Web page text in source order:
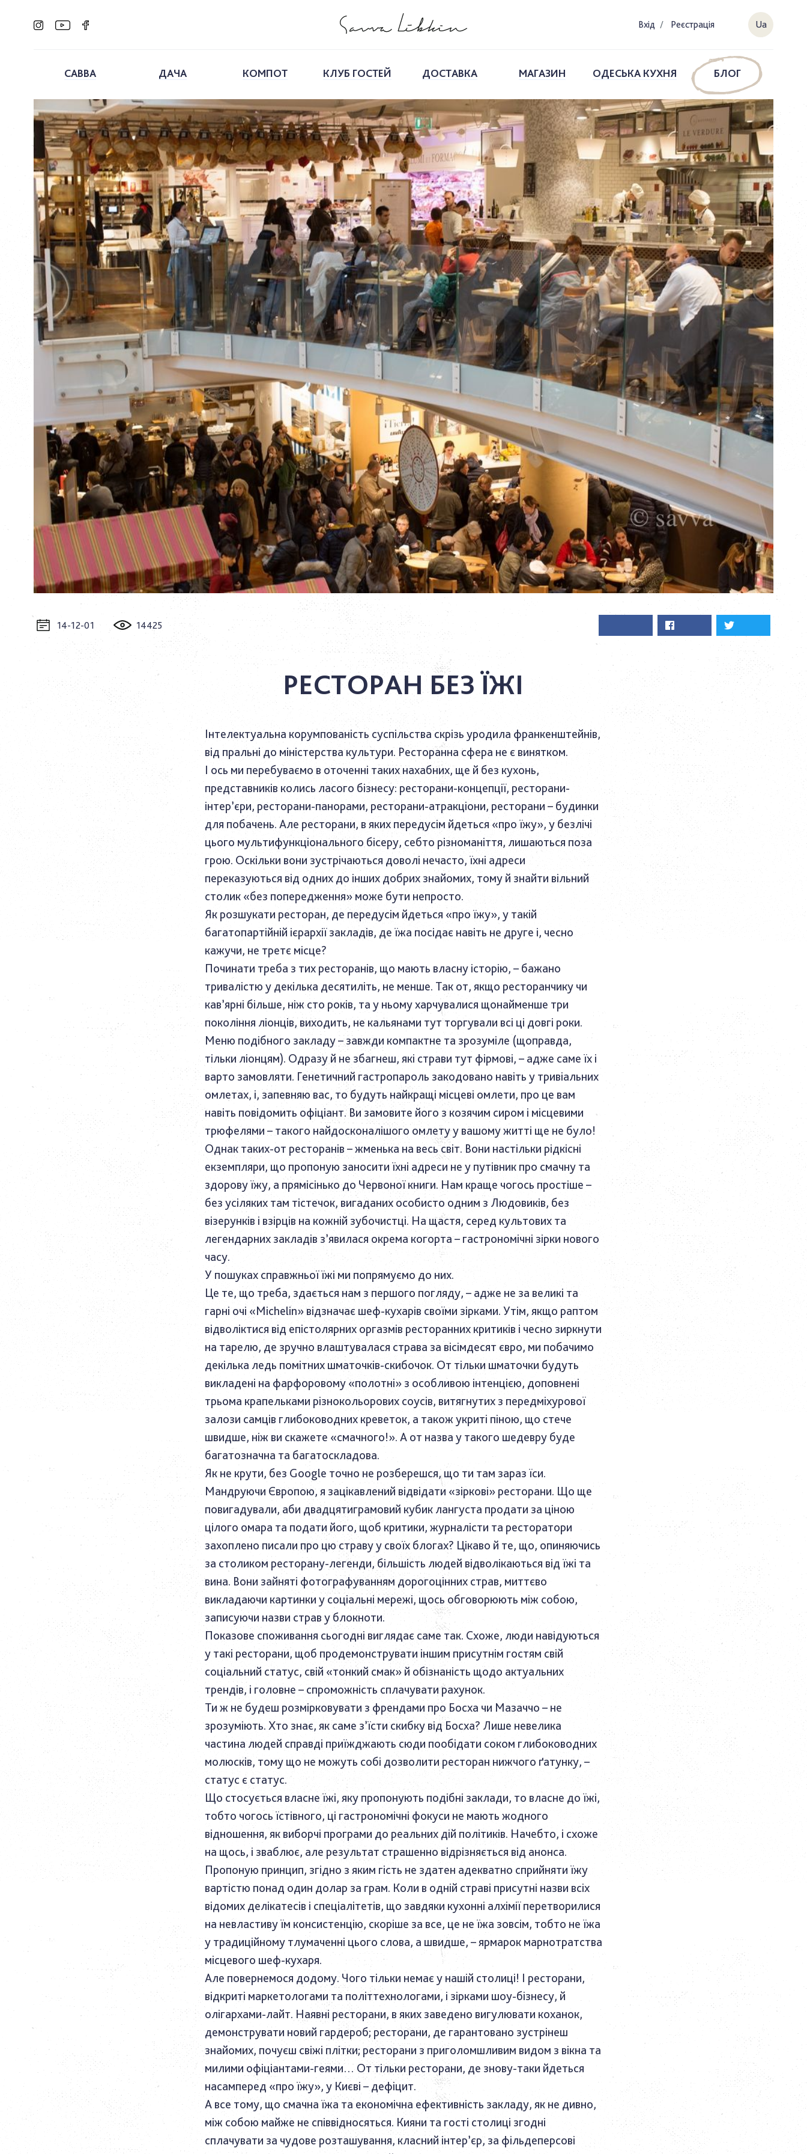
Вхiд / Реєстрація Ua
САВВА ДАЧА КОМПОТ КЛУБ ГОСТЕЙ ДОСТАВКА МАГАЗИН ОДЕСЬКА КУХНЯ БЛОГ
14-12-01 14425
РЕСТОРАН БЕЗ ЇЖІ
Інтелектуальна корумпованість суспільства скрізь уродила франкенштейнів,
від пральні до міністерства культури. Ресторанна сфера не є винятком.
І ось ми перебуваємо в оточенні таких нахабних, ще й без кухонь,
представників колись ласого бізнесу: ресторани-концепції, ресторани-
інтер’єри, ресторани-панорами, ресторани-атракціони, ресторани – будинки
для побачень. Але ресторани, в яких передусім йдеться «про їжу», у безлічі
цього мультифункціонального бісеру, себто різноманіття, лишаються поза
грою. Оскільки вони зустрічаються доволі нечасто, їхні адреси
переказуються від одних до інших добрих знайомих, тому й знайти вільний
столик «без попередження» може бути непросто.
Як розшукати ресторан, де передусім йдеться «про їжу», у такій
багатопартійній ієрархії закладів, де їжа посідає навіть не друге і, чесно
кажучи, не третє місце?
Починати треба з тих ресторанів, що мають власну історію, – бажано
тривалістю у декілька десятиліть, не менше. Так от, якщо ресторанчику чи
кав’ярні більше, ніж сто років, та у ньому харчувалися щонайменше три
покоління ліонців, виходить, не кальянами тут торгували всі ці довгі роки.
Меню подібного закладу – завжди компактне та зрозуміле (щоправда,
тільки ліонцям). Одразу й не збагнеш, які страви тут фірмові, – адже саме їх і
варто замовляти. Генетичний гастропароль закодовано навіть у тривіальних
омлетах, і, запевняю вас, то будуть найкращі місцеві омлети, про це вам
навіть повідомить офіціант. Ви замовите його з козячим сиром і місцевими
трюфелями – такого найдосконалішого омлету у вашому житті ще не було!
Однак таких-от ресторанів – жменька на весь світ. Вони настільки рідкісні
екземпляри, що пропоную заносити їхні адреси не у путівник про смачну та
здорову їжу, а прямісінько до Червоної книги. Нам краще чогось простіше –
без усіляких там тістечок, вигаданих особисто одним з Людовиків, без
візерунків і взірців на кожній зубочистці. На щастя, серед культових та
легендарних закладів з’явилася окрема когорта – гастрономічні зірки нового
часу.
У пошуках справжньої їжі ми попрямуємо до них.
Це те, що треба, здається нам з першого погляду, – адже не за великі та
гарні очі «Michelin» відзначає шеф-кухарів своїми зірками. Утім, якщо раптом
відволіктися від епістолярних оргазмів ресторанних критиків і чесно зиркнути
на тарелю, де зручно влаштувалася страва за вісімдесят євро, ми побачимо
декілька ледь помітних шматочків-скибочок. От тільки шматочки будуть
викладені на фарфоровому «полотні» з особливою інтенцією, доповнені
трьома крапельками різнокольорових соусів, витягнутих з передміхурової
залози самців глибоководних креветок, а також укриті піною, що стече
швидше, ніж ви скажете «смачного!». А от назва у такого шедевру буде
багатозначна та багатоскладова.
Як не крути, без Google точно не розберешся, що ти там зараз їси.
Мандруючи Європою, я зацікавлений відвідати «зіркові» ресторани. Що ще
повигадували, аби двадцятиграмовий кубик лангуста продати за ціною
цілого омара та подати його, щоб критики, журналісти та ресторатори
захоплено писали про цю страву у своїх блогах? Цікаво й те, що, опиняючись
за столиком ресторану-легенди, більшість людей відволікаються від їжі та
вина. Вони зайняті фотографуванням дорогоцінних страв, миттєво
викладаючи картинки у соціальні мережі, щось обговорюють між собою,
записуючи назви страв у блокноти.
Показове споживання сьогодні виглядає саме так. Схоже, люди навідуються
у такі ресторани, щоб продемонструвати іншим присутнім гостям свій
соціальний статус, свій «тонкий смак» й обізнаність щодо актуальних
трендів, і головне – спроможність сплачувати рахунок.
Ти ж не будеш розмірковувати з френдами про Босха чи Мазаччо – не
зрозуміють. Хто знає, як саме з’їсти скибку від Босха? Лише невелика
частина людей справді приїжджають сюди пообідати соком глибоководних
молюсків, тому що не можуть собі дозволити ресторан нижчого ґатунку, –
статус є статус.
Що стосується власне їжі, яку пропонують подібні заклади, то власне до їжі,
тобто чогось їстівного, ці гастрономічні фокуси не мають жодного
відношення, як виборчі програми до реальних дій політиків. Начебто, і схоже
на щось, і зваблює, але результат страшенно відрізняється від анонса.
Пропоную принцип, згідно з яким гість не здатен адекватно сприйняти їжу
вартістю понад один долар за грам. Коли в одній страві присутні назви всіх
відомих делікатесів і спеціалітетів, що завдяки кухонні алхімії перетворилися
на невластиву їм консистенцію, скоріше за все, це не їжа зовсім, тобто не їжа
у традиційному тлумаченні цього слова, а швидше, – ярмарок марнотратства
місцевого шеф-кухаря.
Але повернемося додому. Чого тільки немає у нашій столиці! І ресторани,
відкриті маркетологами та політтехнологами, і зірками шоу-бізнесу, й
олігархами-лайт. Наявні ресторани, в яких заведено вигулювати коханок,
демонструвати новий гардероб; ресторани, де гарантовано зустрінеш
знайомих, почуєш свіжі плітки; ресторани з приголомшливим видом з вікна та
милими офіціантами-геями… От тільки ресторани, де знову-таки йдеться
насамперед «про їжу», у Києві – дефіцит.
А все тому, що смачна їжа та економічна ефективність закладу, як не дивно,
між собою майже не співвідносяться. Кияни та гості столиці згодні
сплачувати за чудове розташування, класний інтер’єр, за фільдеперсові